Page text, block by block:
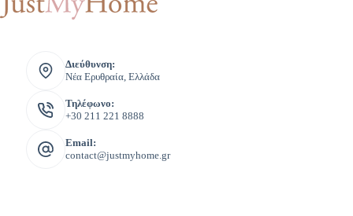
Διεύθυνση:
Νέα Ερυθραία, Ελλάδα
Τηλέφωνο:
+30 211 221 8888
Email:
contact@justmyhome.gr